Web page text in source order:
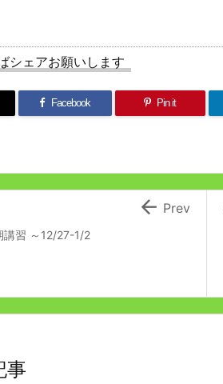
シェアお願いします
Facebook Pin it
講習 ～12/27-1/2
 Prev
事